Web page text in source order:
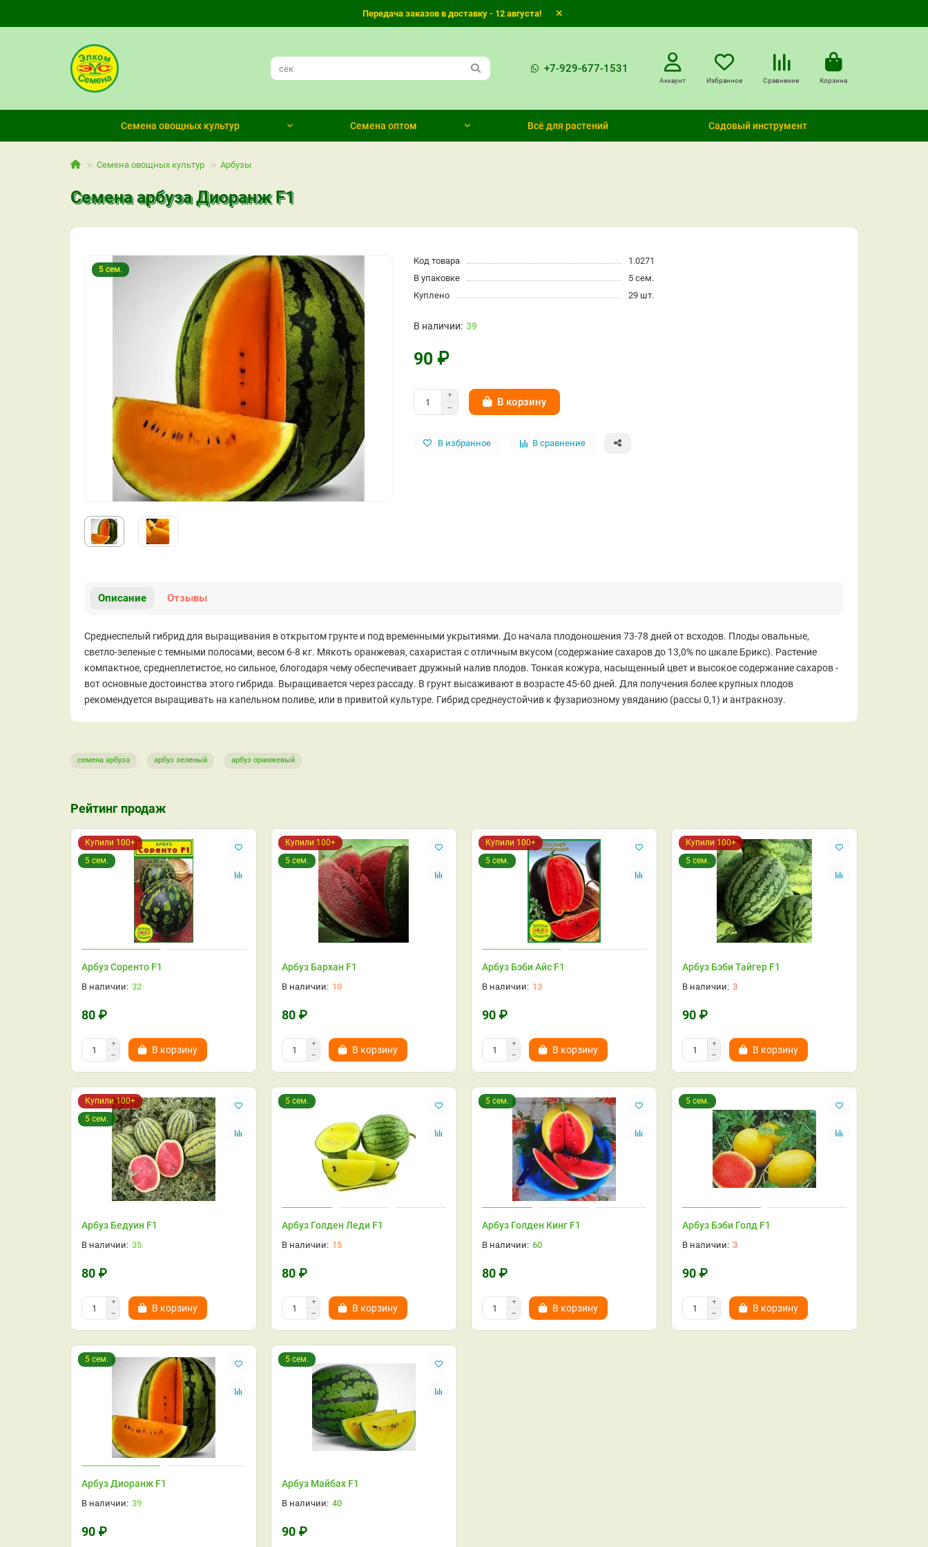
Передача заказов в доставку - 12 августа!
+7-929-677-1531
Аккаунт Избранное Сравнение Корзина
Семена овощных культур Семена оптом Всё для растений Садовый инструмент
Семена овощных культур Арбузы
Семена арбуза Диоранж F1
5 сем.
Код товара
1.0271
В упаковке
5 сем.
Куплено
29 шт.
39
90 ₽
В корзину
В избранное В сравнение
Описание Отзывы
Среднеспелый гибрид для выращивания в открытом грунте и под временными укрытиями. До начала плодоношения 73-78 дней от всходов. Плоды овальные,
светло-зеленые с темными полосами, весом 6-8 кг. Мякоть оранжевая, сахаристая с отличным вкусом (содержание сахаров до 13,0% по шкале Брикс). Растение
компактное, среднеплетистое, но сильное, блогодаря чему обеспечивает дружный налив плодов. Тонкая кожура, насыщенный цвет и высокое содержание сахаров -
вот основные достоинства этого гибрида. Выращивается через рассаду. В грунт высаживают в возрасте 45-60 дней. Для получения более крупных плодов
рекомендуется выращивать на капельном поливе, или в привитой культуре. Гибрид среднеустойчив к фузариозному увяданию (рассы 0,1) и антракнозу.
семена арбуза арбуз зеленый арбуз оранжевый
Рейтинг продаж
Купили 100+
5 сем.
Арбуз Соренто F1
32
80 ₽
В корзину
Купили 100+
5 сем.
Арбуз Бархан F1
10
80 ₽
В корзину
Купили 100+
5 сем.
Арбуз Бэби Айс F1
13
90 ₽
В корзину
Купили 100+
5 сем.
Арбуз Бэби Тайгер F1
3
90 ₽
В корзину
Купили 100+
5 сем.
Арбуз Бедуин F1
35
80 ₽
В корзину
5 сем.
Арбуз Голден Леди F1
15
80 ₽
В корзину
5 сем.
Арбуз Голден Кинг F1
60
80 ₽
В корзину
5 сем.
Арбуз Бэби Голд F1
3
90 ₽
В корзину
5 сем.
Арбуз Диоранж F1
39
90 ₽
5 сем.
Арбуз Майбах F1
40
90 ₽